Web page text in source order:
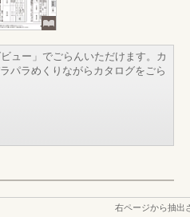
ュー」でごらんいただけます。カ
パラめくりながらカタログをごら
右ページから抽出